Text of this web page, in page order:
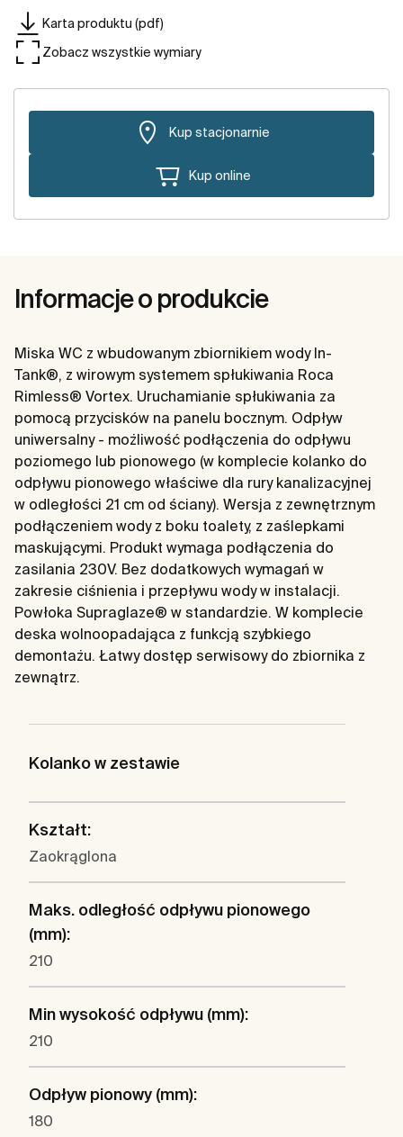
Karta produktu (pdf)
Zobacz wszystkie wymiary
Kup stacjonarnie
Kup online
Informacje o produkcie
Miska WC z wbudowanym zbiornikiem wody In-
Tank®, z wirowym systemem spłukiwania Roca
Rimless® Vortex. Uruchamianie spłukiwania za
pomocą przycisków na panelu bocznym. Odpływ
uniwersalny - możliwość podłączenia do odpływu
poziomego lub pionowego (w komplecie kolanko do
odpływu pionowego właściwe dla rury kanalizacyjnej
w odległości 21 cm od ściany). Wersja z zewnętrznym
podłączeniem wody z boku toalety, z zaślepkami
maskującymi. Produkt wymaga podłączenia do
zasilania 230V. Bez dodatkowych wymagań w
zakresie ciśnienia i przepływu wody w instalacji.
Powłoka Supraglaze® w standardzie. W komplecie
deska wolnoopadająca z funkcją szybkiego
demontażu. Łatwy dostęp serwisowy do zbiornika z
zewnątrz.
Kolanko w zestawie
Kształt:
Zaokrąglona
Maks. odległość odpływu pionowego
(mm):
210
Min wysokość odpływu (mm):
210
Odpływ pionowy (mm):
180